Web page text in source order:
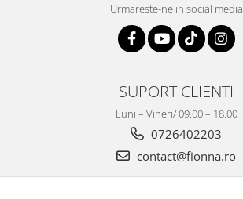
Urmareste-ne in social media
SUPORT CLIENTI
Luni – Vineri/ 09.00 – 18.00
0726402203
contact@fionna.ro